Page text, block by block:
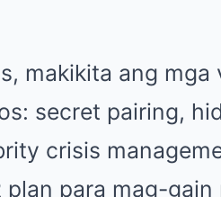
makikita ang mga
secret pairing,
crisis
plan para mag-